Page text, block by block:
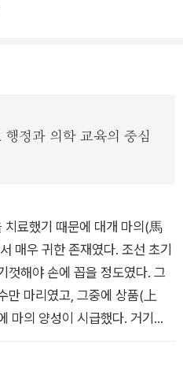
정과 의학 교육의 중심
치료했기 때문에 대개 마의(馬
매우 귀한 존재였다. 조선 초기
껏해야 손에 꼽을 정도였다. 그
만 마리였고, 그중에 상품(上
마의 양성이 시급했다. 거기다
마의가 있어야 했다. 사신과 그
인데 사신이 행차할 때면 대개